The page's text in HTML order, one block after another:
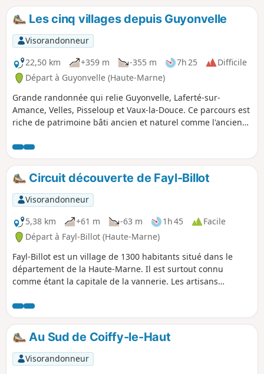
Les cinq villages depuis Guyonvelle
Visorandonneur
22,50 km
+359 m -355 m 7h 25
Difficile
Départ à Guyonvelle (Haute-Marne)
Grande randonnée qui relie Guyonvelle, Laferté-sur-
Amance, Velles, Pisseloup et Vaux-la-Douce. Ce parcours est
riche de patrimoine bâti ancien et naturel comme l'ancien
coteaux qui étaient autrefois autant de vignes, la vue
splendide sur la vallée de l'Amance jusqu'au plateau de
Langres, le lavoir circulaire de Velles et le château de
Pisseloup.
Circuit découverte de Fayl-Billot
Visorandonneur
5,38 km
+61 m -63 m 1h 45
Facile
Départ à Fayl-Billot (Haute-Marne)
Fayl-Billot est un village de 1300 habitants situé dans le
département de la Haute-Marne. Il est surtout connu
comme étant la capitale de la vannerie. Les artisans
l'issu de cette balade, ne pas hésiter à repartir avec un
souvenir. Cette randonnée permet de voir les principaux
lieux touristiques et culturels du village comme l'École
Nationale d'Osiériculture et de Vannerie, l'Église Notre-
Dame ainsi que tous les lavoirs et toutes les fontaines du
village.
Au Sud de Coiffy-le-Haut
Visorandonneur